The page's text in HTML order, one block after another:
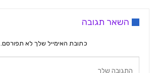
השאר תגובה
כתובת האימייל שלך לא תפורסם.